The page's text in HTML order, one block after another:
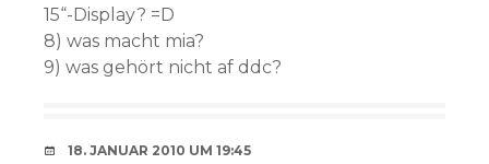
15“-Display? =D
8) was macht mia?
9) was gehört nicht af ddc?
18. JANUAR 2010 UM 19:45